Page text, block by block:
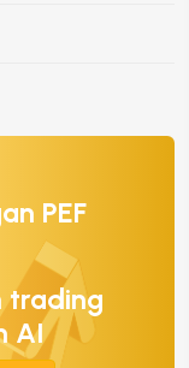
PEF
trading
AI